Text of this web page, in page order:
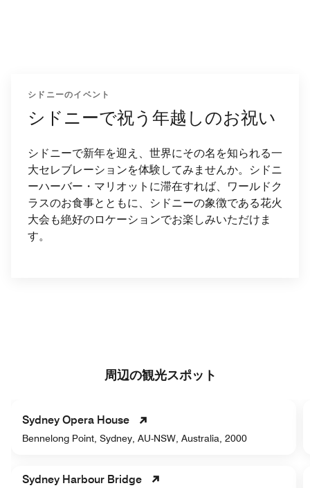
シドニーのイベント
シドニーで祝う年越しのお祝い
シドニーで新年を迎え、世界にその名を知られる一
大セレブレーションを体験してみませんか。シドニ
ーハーバー・マリオットに滞在すれば、ワールドク
ラスのお食事とともに、シドニーの象徴である花火
大会も絶好のロケーションでお楽しみいただけま
す。
周辺の観光スポット
Sydney Opera House
Bennelong Point, Sydney, AU-NSW, Australia, 2000
Sydney Harbour Bridge